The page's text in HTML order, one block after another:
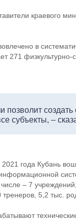
краевого
в
271 физкультурно-
позволит
субъекты, –
года Кубань
– 7
5,2 тыс.